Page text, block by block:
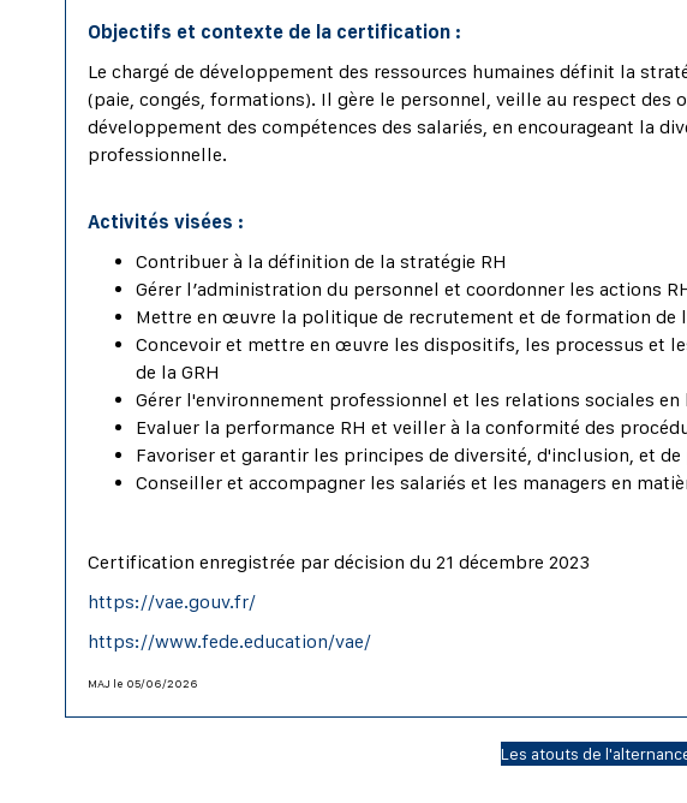
Objectifs et contexte de la certification :
Le chargé de développement des ressources humaines définit la
(paie, congés, formations). Il gère le personnel, veille au respect des
développement des compétences des salariés, en encourageant la
professionnelle.
Activités visées :
Contribuer à la définition de la stratégie RH
Gérer l’administration du personnel et coordonner les actions
Mettre en œuvre la politique de recrutement et de formation de
Concevoir et mettre en œuvre les dispositifs, les processus et
de la GRH
Gérer l'environnement professionnel et les relations sociales
Evaluer la performance RH et veiller à la conformité des
Favoriser et garantir les principes de diversité, d'inclusion, et
Conseiller et accompagner les salariés et les managers en
Certification enregistrée par décision du 21 décembre 2023
https://vae.gouv.fr/
https://www.fede.education/vae/
MAJ le 05/06/2026
Les atouts de